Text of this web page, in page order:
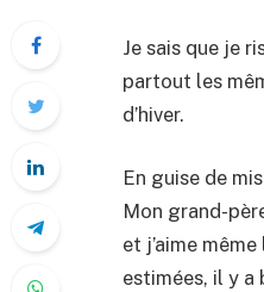
Je sais que je
partout les
d’hiver.
En guise de
Mon grand-
et j’aime
estimées, il y a